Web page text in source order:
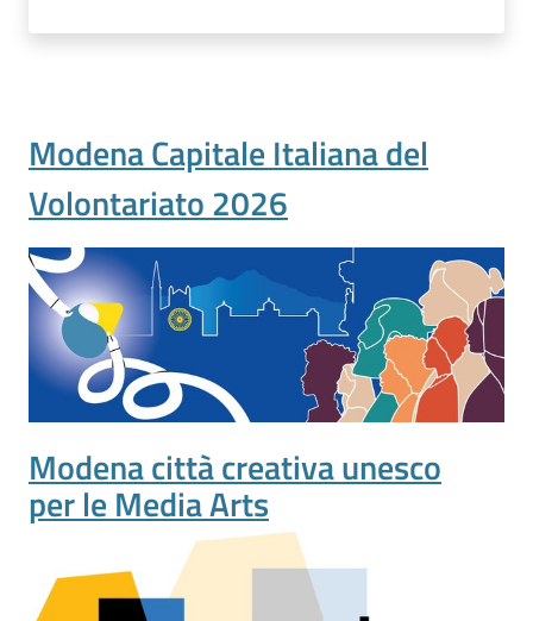
Modena Capitale Italiana del
Volontariato 2026
Modena città creativa unesco
per le Media Arts